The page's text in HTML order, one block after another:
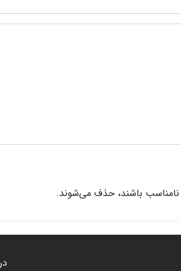
نامناسب باشند، حذف می‌شوند.